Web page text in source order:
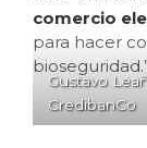
comercio
para hacer
Gustavo
CredibanCo